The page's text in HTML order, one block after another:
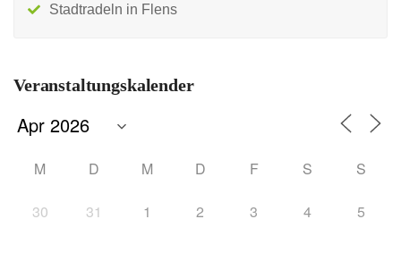
Stadtradeln in Flens
Veranstaltungskalender
M D M D F S S
30 31 1 2 3 4 5